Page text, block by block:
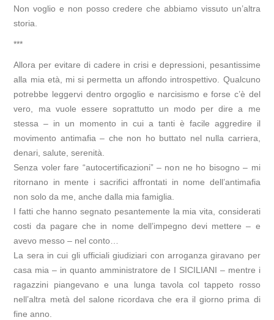
Non voglio e non posso credere che abbiamo vissuto un’altra
storia.
***
Allora per evitare di cadere in crisi e depressioni, pesantissime
alla mia età, mi si permetta un affondo introspettivo. Qualcuno
potrebbe leggervi dentro orgoglio e narcisismo e forse c’è del
vero, ma vuole essere soprattutto un modo per dire a me
stessa – in un momento in cui a tanti è facile aggredire il
movimento antimafia – che non ho buttato nel nulla carriera,
denari, salute, serenità.
Senza voler fare “autocertificazioni” – non ne ho bisogno – mi
ritornano in mente i sacrifici affrontati in nome dell’antimafia
non solo da me, anche dalla mia famiglia.
I fatti che hanno segnato pesantemente la mia vita, considerati
costi da pagare che in nome dell’impegno devi mettere – e
avevo messo – nel conto…
La sera in cui gli ufficiali giudiziari con arroganza giravano per
casa mia – in quanto amministratore de I SICILIANI – mentre i
ragazzini piangevano e una lunga tavola col tappeto rosso
nell’altra metà del salone ricordava che era il giorno prima di
fine anno.